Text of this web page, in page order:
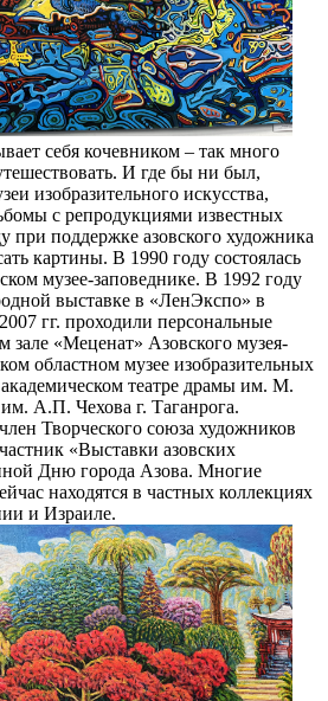
себя кочевником – так много
И где бы ни был,
изобразительного искусства,
с репродукциями известных
при поддержке азовского художника
картины. В 1990 году состоялась
музее-заповеднике. В 1992 году
выставке в «ЛенЭкспо» в
гг. проходили персональные
зале «Меценат» Азовского музея-
областном музее изобразительных
театре драмы им. М.
А.П. Чехова г. Таганрога.
Творческого союза художников
«Выставки азовских
Дню города Азова. Многие
находятся в частных коллекциях
и Израиле.